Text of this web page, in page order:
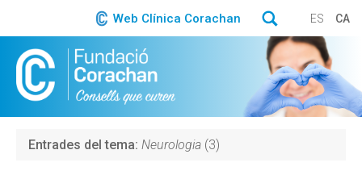
Web Clínica Corachan ES CA
Entrades del tema: Neurologia (3)